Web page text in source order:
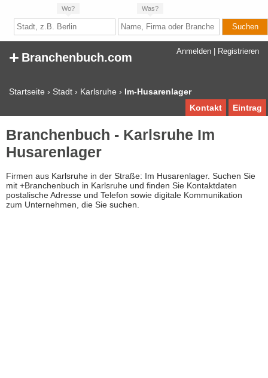
Wo? Was?
Anmelden Registrieren
+ Branchenbuch.com
Startseite › Stadt › Karlsruhe › Im-Husarenlager
Eintrag
Kontakt
Branchenbuch - Karlsruhe Im
Husarenlager
Firmen aus Karlsruhe in der Straße: Im Husarenlager. Suchen Sie
mit +Branchenbuch in Karlsruhe und finden Sie Kontaktdaten
postalische Adresse und Telefon sowie digitale Kommunikation
zum Unternehmen, die Sie suchen.